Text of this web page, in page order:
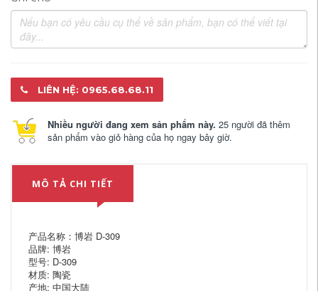
LIÊN HỆ: 0965.68.68.11
Nhiều người đang xem sản phẩm này. 25 người đã thêm
sản phẩm vào giỏ hàng của họ ngay bây giờ.
MÔ TẢ CHI TIẾT
产品名称：博岩 D-309
品牌: 博岩
型号: D-309
材质: 陶瓷
产地: 中国大陆